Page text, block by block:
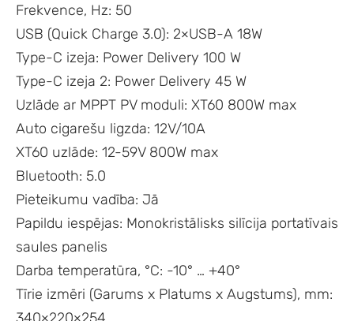
Frekvence, Hz: 50
USB (Quick Charge 3.0): 2×USB-A 18W
Type-C izeja: Power Delivery 100 W
Type-C izeja 2: Power Delivery 45 W
Uzlāde ar MPPT PV moduli: XT60 800W max
Auto cigarešu ligzda: 12V/10A
XT60 uzlāde: 12-59V 800W max
Bluetooth: 5.0
Pieteikumu vadība: Jā
Papildu iespējas: Monokristālisks silīcija portatīvais
saules panelis
Darba temperatūra, °C: -10° … +40°
Tīrie izmēri (Garums x Platums x Augstums), mm: